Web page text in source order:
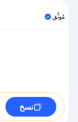
مُوثَّق
نسخ